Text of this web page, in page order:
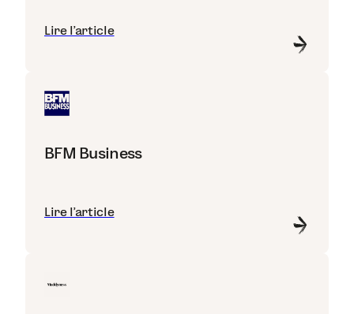
Lire l'article
BFM Business
Lire l'article